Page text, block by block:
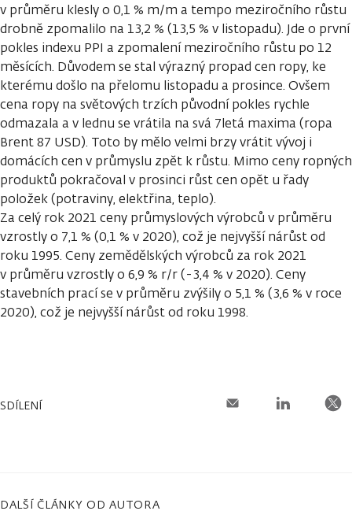
v průměru klesly o 0,1 % m/m a tempo meziročního růstu
drobně zpomalilo na 13,2 % (13,5 % v listopadu). Jde o první
pokles indexu PPI a zpomalení meziročního růstu po 12
měsících. Důvodem se stal výrazný propad cen ropy, ke
kterému došlo na přelomu listopadu a prosince. Ovšem
cena ropy na světových trzích původní pokles rychle
odmazala a v lednu se vrátila na svá 7letá maxima (ropa
Brent 87 USD). Toto by mělo velmi brzy vrátit vývoj i
domácích cen v průmyslu zpět k růstu. Mimo ceny ropných
produktů pokračoval v prosinci růst cen opět u řady
položek (potraviny, elektřina, teplo).
Za celý rok 2021 ceny průmyslových výrobců v průměru
vzrostly o 7,1 % (0,1 % v 2020), což je nejvyšší nárůst od
roku 1995. Ceny zemědělských výrobců za rok 2021
v průměru vzrostly o 6,9 % r/r (-3,4 % v 2020). Ceny
stavebních prací se v průměru zvýšily o 5,1 % (3,6 % v roce
2020), což je nejvyšší nárůst od roku 1998.
SDÍLENÍ
DALŠÍ ČLÁNKY OD AUTORA